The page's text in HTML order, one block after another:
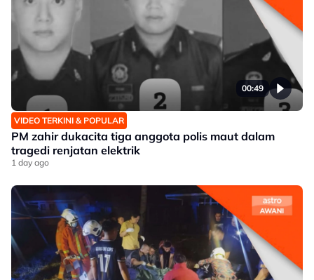
00:49
VIDEO TERKINI & POPULAR
PM zahir dukacita tiga anggota polis maut dalam
tragedi renjatan elektrik
1 day ago